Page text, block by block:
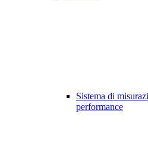
Sistema di
performance